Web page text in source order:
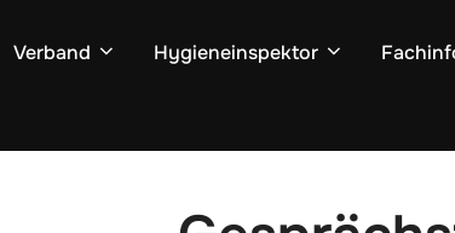
Verband Hygieneinspektor